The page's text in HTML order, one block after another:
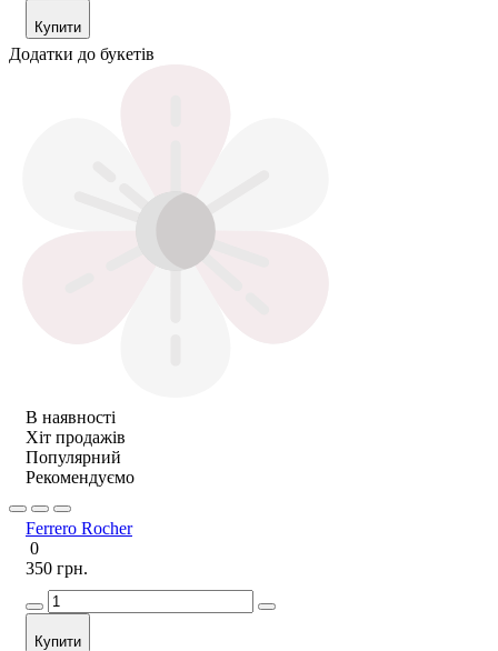
Купити
Додатки до букетів
В наявності
Хіт продажів
Популярний
Рекомендуємо
Ferrero Rocher
0
350 грн.
Купити